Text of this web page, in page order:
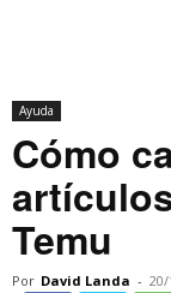
Ayuda
Cómo
Temu
Por David Landa - 20/